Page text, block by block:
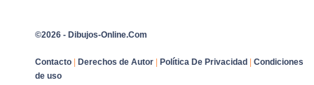
©2026 - Dibujos-Online.Com
Contacto Derechos de Autor Política De Privacidad
Condiciones
de uso